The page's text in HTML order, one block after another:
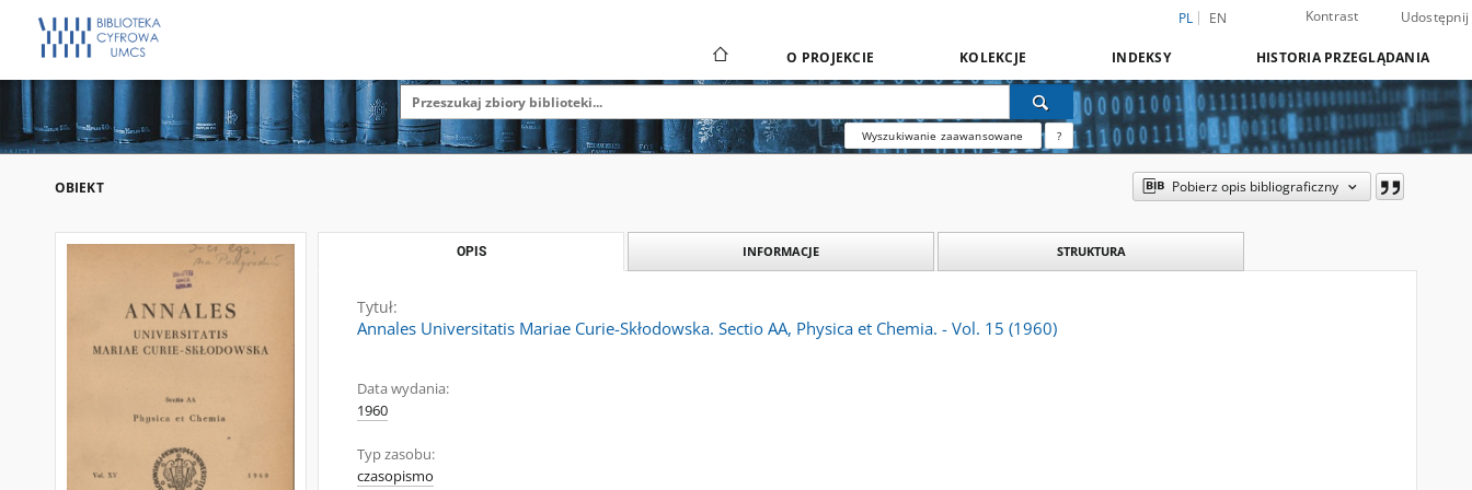
PL EN Kontrast Udostępnij
O PROJEKCIE KOLEKCJE INDEKSY HISTORIA PRZEGLĄDANIA
Wyszukiwanie zaawansowane ?
OBIEKT Pobierz opis bibliograficzny
OPIS INFORMACJE STRUKTURA
Tytuł:
Annales Universitatis Mariae Curie-Skłodowska. Sectio AA, Physica et Chemia. - Vol. 15 (1960)
Data wydania:
1960
Typ zasobu:
czasopismo